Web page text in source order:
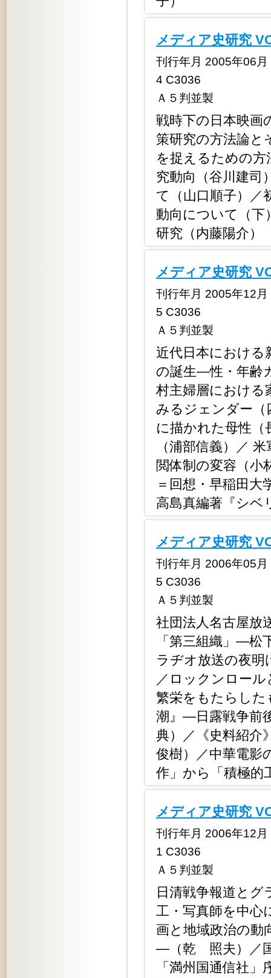
メディア史研究
刊行年月 2005年06
4 C3036
Ａ５判並製
戦時下の日本映画
策研究の方法論と
を捉えるための方
究動向（谷川建司
て（山口順子）／
動向について（
研究（内藤陽介）
メディア史研究
刊行年月 2005年12
5 C3036
Ａ５判並製
近代日本における
の誕生―性・年齢
村主婦層における
みるジェンダー（
に描かれた母性（
（浦部信義）／
閲体制の変容（小
＝回想・早稲田大
高島真編著『シベ
メディア史研究
刊行年月 2006年05
5 C3036
Ａ５判並製
社団法人名古屋放
「第三組織」―
ラヂオ放送の夜
／ロックンロー
繁栄をもたらした
潮』―日露戦争前
典）／《史料紹介
俊樹）／中華電
作」から「積極
メディア史研究
刊行年月 2006年12
1 C3036
Ａ５判並製
日清戦争報道と
工・写真師を中心
画と地域政治の
―（乾 照夫）／国
「満州国通信社